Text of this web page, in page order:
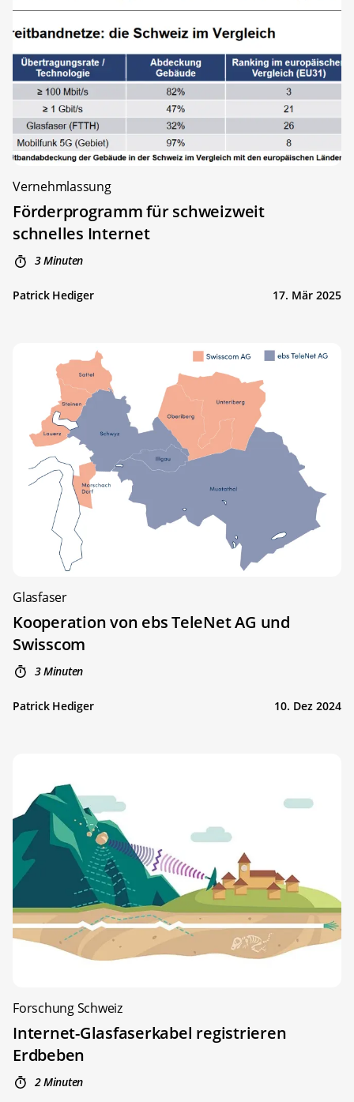
Vernehmlassung
Förderprogramm für schweizweit
schnelles Internet
3 Minuten
Patrick Hediger 17. Mär 2025
Glasfaser
Kooperation von ebs TeleNet AG und
Swisscom
3 Minuten
Patrick Hediger 10. Dez 2024
Forschung Schweiz
Internet-Glasfaserkabel registrieren
Erdbeben
2 Minuten